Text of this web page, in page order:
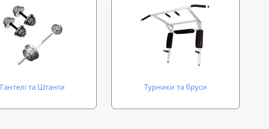
Гантелі та Штанги Турники та бруси